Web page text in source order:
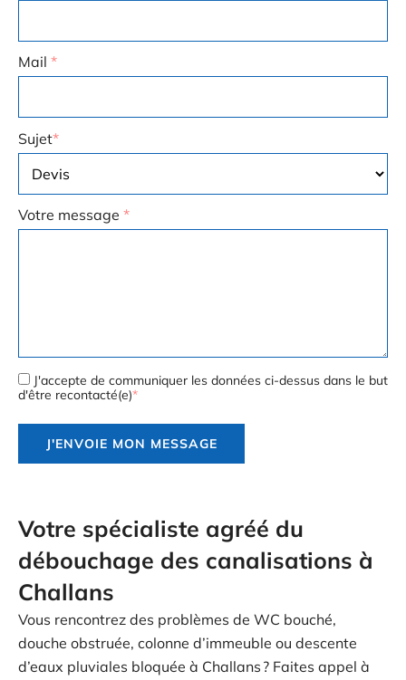
Votre spécialiste agréé du
débouchage des canalisations à
Challans
Vous rencontrez des problèmes de WC bouché,
douche obstruée, colonne d’immeuble ou descente
d’eaux pluviales bloquée à Challans ? Faites appel à
Mail *
Sujet*
Votre message *
J'accepte de communiquer les données ci-dessus dans le but
d'être recontacté(e)*